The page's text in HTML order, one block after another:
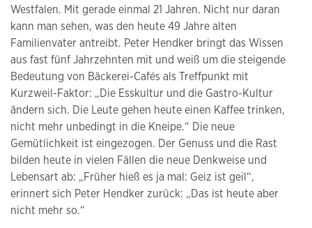
Westfalen. Mit gerade einmal 21 Jahren. Nicht nur daran
kann man sehen, was den heute 49 Jahre alten
Familienvater antreibt. Peter Hendker bringt das Wissen
aus fast fünf Jahrzehnten mit und weiß um die steigende
Bedeutung von Bäckerei-Cafés als Treffpunkt mit
Kurzweil-Faktor: „Die Esskultur und die Gastro-Kultur
ändern sich. Die Leute gehen heute einen Kaffee trinken,
nicht mehr unbedingt in die Kneipe.“ Die neue
Gemütlichkeit ist eingezogen. Der Genuss und die Rast
bilden heute in vielen Fällen die neue Denkweise und
Lebensart ab: „Früher hieß es ja mal: Geiz ist geil“,
erinnert sich Peter Hendker zurück: „Das ist heute aber
nicht mehr so.“